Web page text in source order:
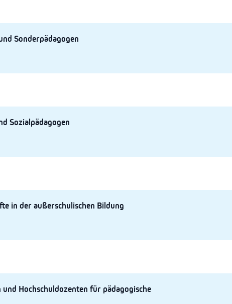
Sonderpädagogen
Sozialpädagogen
in der außerschulischen Bildung
Hochschuldozenten für pädagogische